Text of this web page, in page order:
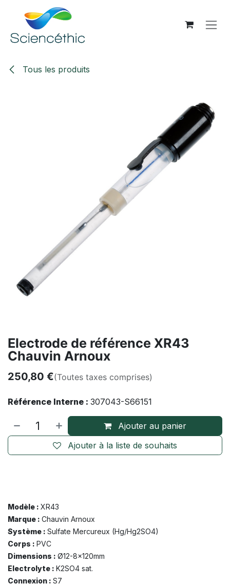
Se rendre au contenu
Tous les produits
Electrode de référence XR43
Chauvin Arnoux
250,80 €(Toutes taxes comprises)
Référence Interne : 307043-S66151
Ajouter au panier
Ajouter à la liste de souhaits
Modèle : XR43
Marque : Chauvin Arnoux
Système : Sulfate Mercureux (Hg/Hg2SO4)
Corps : PVC
Dimensions : Ø12-8x120mm
Electrolyte : K2SO4 sat.
Connexion : S7